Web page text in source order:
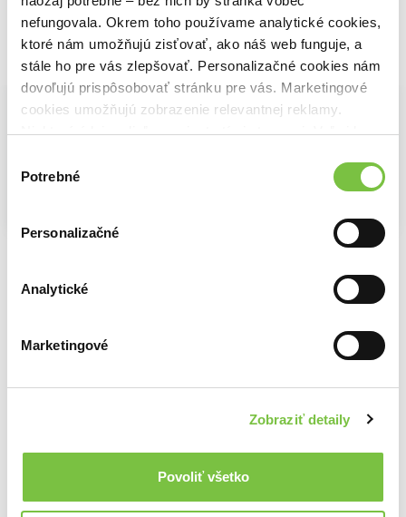
nefungovala. Okrem toho používame analytické cookies,
ktoré nám umožňujú zisťovať, ako náš web funguje, a
stále ho pre vás zlepšovať. Personalizačné cookies nám
dovoľujú prispôsobovať stránku pre vás. Marketingové
cookies umožňujú zobrazenie relevantnej reklamy.
Niektoré údaje zdieľame aj s tretími stranami. Veľmi by
cookies.
súhlasu
Potrebné
Personalizačné
Analytické
Marketingové
Zobraziť detaily
Povoliť všetko
Vybrané pre teba
Na sklade
13,35€
Na sklade
Omyl
13,35€